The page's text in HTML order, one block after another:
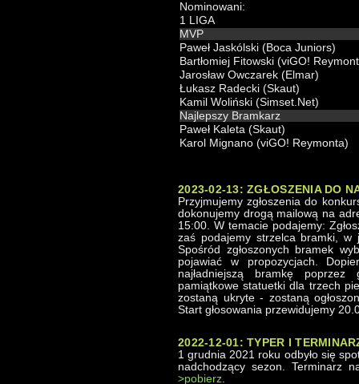
Nominowani:
1 LIGA
MVP
Paweł Jaskólski (Boca Juniors)
Bartłomiej Fitowski (viGO!
Jarosław Owczarek (Elmar)
Łukasz Radecki (Skaut)
Kamil Woliński (Simset.Net)
Najlepszy Bramkarz
Paweł Kaleta (Skaut)
Karol Mignano (viGO! Reymonta)
2023-02-13: ZGŁOSZENIA DO
Przyjmujemy zgłoszenia do
dokonujemy drogą mailową na
15:00. W temacie podajemy:
zaś podajemy strzelca bramki,
Spośród zgłoszonych bramek
pojawiać w propozycjach.
najładniejszą bramkę
pamiątkowe statuetki dla trzech
zostaną ukryte - zostaną
Start głosowania przewidujemy
2022-12-01: TYPER I
1 grudnia 2021 roku odbyło się
nadchodzący sezon. Terminarz
>pobierz.